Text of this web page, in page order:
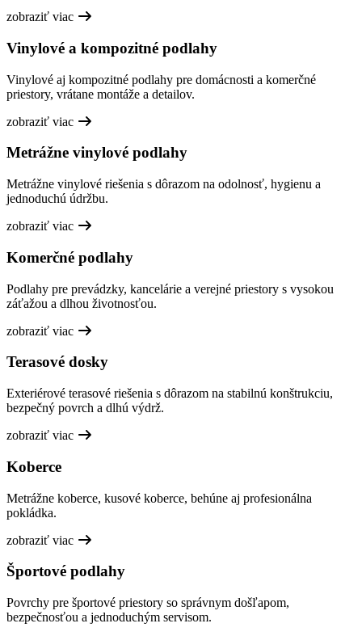
zobraziť viac
Vinylové a kompozitné podlahy
Vinylové aj kompozitné podlahy pre domácnosti a komerčné
priestory, vrátane montáže a detailov.
zobraziť viac
Metrážne vinylové podlahy
Metrážne vinylové riešenia s dôrazom na odolnosť, hygienu a
jednoduchú údržbu.
zobraziť viac
Komerčné podlahy
Podlahy pre prevádzky, kancelárie a verejné priestory s vysokou
záťažou a dlhou životnosťou.
zobraziť viac
Terasové dosky
Exteriérové terasové riešenia s dôrazom na stabilnú konštrukciu,
bezpečný povrch a dlhú výdrž.
zobraziť viac
Koberce
Metrážne koberce, kusové koberce, behúne aj profesionálna
pokládka.
zobraziť viac
Športové podlahy
Povrchy pre športové priestory so správnym došľapom,
bezpečnosťou a jednoduchým servisom.